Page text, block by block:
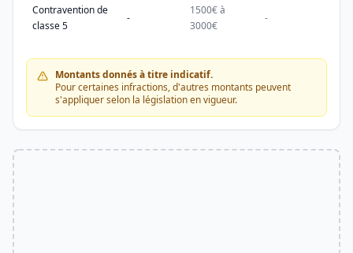
Contravention de
classe 5
-
1500€ à
3000€
-
Montants donnés à titre indicatif.
Pour certaines infractions, d'autres montants peuvent
s'appliquer selon la législation en vigueur.